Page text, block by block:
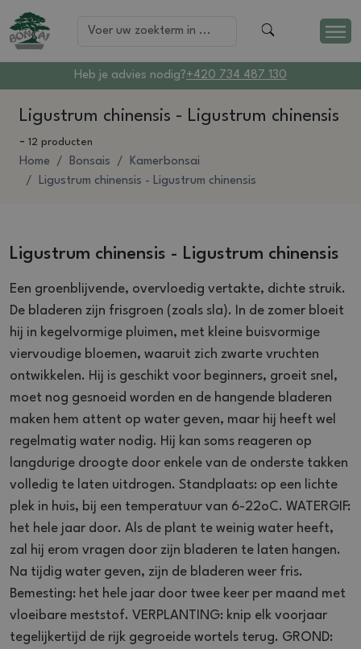
Heb je advies nodig?+420 734 487 130
Ligustrum chinensis - Ligustrum chinensis
- 12 producten
Home Bonsais
Kamerbonsai
Ligustrum chinensis - Ligustrum chinensis
Ligustrum chinensis - Ligustrum chinensis
Een groenblijvende, overvloedig vertakte, dichte struik.
De bladeren zijn frisgroen (zoals sla). In de zomer bloeit
hij in kegelvormige pluimen, met kleine buisvormige
viervoudige bloemen, waaruit zich zwarte vruchten
ontwikkelen. Hij is geschikt voor beginners, groeit snel,
moet nog gesnoeid worden en de hangende bladeren
maken hem attent op water geven, maar hij heeft wel
regelmatig water nodig. Hij kan soms reageren op
langdurige droogte door enkele van de onderste takken
volledig te laten uitdrogen. Standplaats: op een lichte
plek in huis, bij een temperatuur van 6-22oC. WATERGIF:
het hele jaar door. Als de plant te weinig water heeft,
zal hij erom vragen door zijn bladeren te laten hangen.
Na tijdig water geven, zijn de bladeren weer fris.
Bemesting: het hele jaar door twee keer per maand met
vloeibare meststof. VERPLANTING: knip elk voorjaar
tegelijkertijd de rijk gegroeide wortels terug. GROND: